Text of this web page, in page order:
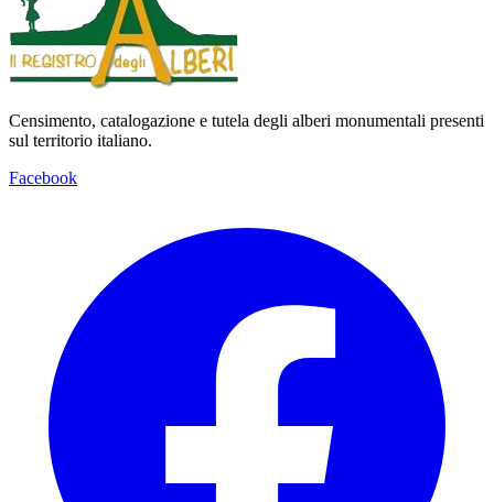
Censimento, catalogazione e tutela degli alberi monumentali presenti
sul territorio italiano.
Facebook